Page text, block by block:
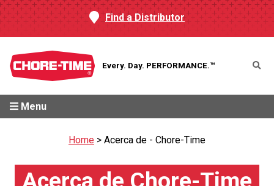
Find a Distributor
Every. Day. PERFORMANCE.™
Menu
Home > Acerca de - Chore-Time
Acerca de Chore-Time